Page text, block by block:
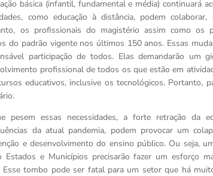
básica (infantil, fundamental e média) continuará
como educação à distância, podem
os profissionais do magistério assim como os
do padrão vigente nos últimos 150 anos. Essas
participação de todos. Elas demandarão um
profissional de todos os que estão em
educativos, inclusive os tecnológicos. Portanto,
pesem essas necessidades, a forte retração da
da atual pandemia, podem provocar um
e desenvolvimento do ensino público. Ou seja,
Estados e Municípios precisarão fazer um esforço
Esse tombo pode ser fatal para um setor que há